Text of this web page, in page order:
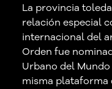
La provincia
relación especial
internacional del
Orden fue
Urbano del
misma plataforma